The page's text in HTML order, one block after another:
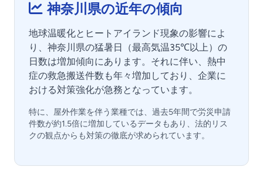
神奈川県の近年の傾向
地球温暖化とヒートアイランド現象の影響によ
り、神奈川県の猛暑日（最高気温35℃以上）の
日数は増加傾向にあります。それに伴い、熱中
症の救急搬送件数も年々増加しており、企業に
おける対策強化が急務となっています。
特に、屋外作業を伴う業種では、過去5年間で労災申請
件数が約1.5倍に増加しているデータもあり、法的リス
クの観点からも対策の徹底が求められています。